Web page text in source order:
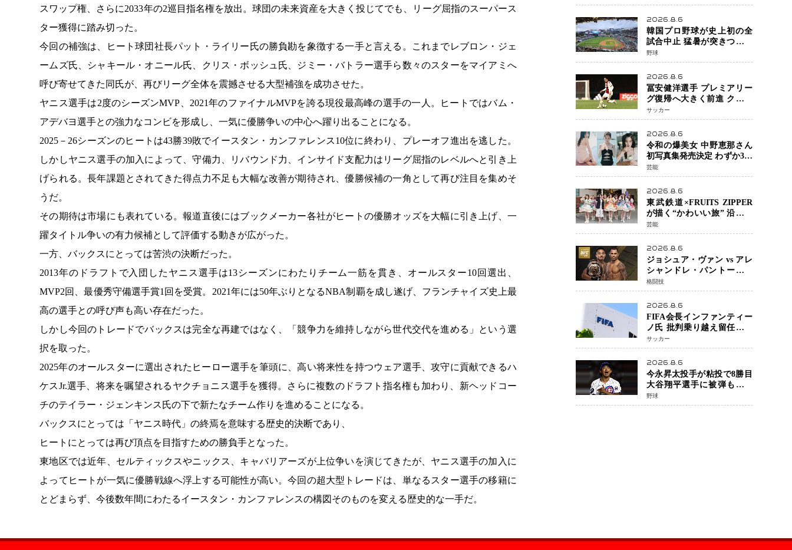
スワップ権、さらに2033年の2巡目指名権を放出。球団の未来資産を大きく投じてでも、リーグ屈指のスーパース
ター獲得に踏み切った。
今回の補強は、ヒート球団社長パット・ライリー氏の勝負勘を象徴する一手と言える。これまでレブロン・ジェ
ームズ氏、シャキール・オニール氏、クリス・ボッシュ氏、ジミー・バトラー選手ら数々のスターをマイアミへ
呼び寄せてきた同氏が、再びリーグ全体を震撼させる大型補強を成功させた。
ヤニス選手は2度のシーズンMVP、2021年のファイナルMVPを誇る現役最高峰の選手の一人。ヒートではバム・
アデバヨ選手との強力なコンビを形成し、一気に優勝争いの中心へ躍り出ることになる。
2025－26シーズンのヒートは43勝39敗でイースタン・カンファレンス10位に終わり、プレーオフ進出を逃した。
しかしヤニス選手の加入によって、守備力、リバウンド力、インサイド支配力はリーグ屈指のレベルへと引き上
げられる。長年課題とされてきた得点力不足も大幅な改善が期待され、優勝候補の一角として再び注目を集めそ
うだ。
その期待は市場にも表れている。報道直後にはブックメーカー各社がヒートの優勝オッズを大幅に引き上げ、一
躍タイトル争いの有力候補として評価する動きが広がった。
一方、バックスにとっては苦渋の決断だった。
2013年のドラフトで入団したヤニス選手は13シーズンにわたりチーム一筋を貫き、オールスター10回選出、
MVP2回、最優秀守備選手賞1回を受賞。2021年には50年ぶりとなるNBA制覇を成し遂げ、フランチャイズ史上最
高の選手との呼び声も高い存在だった。
しかし今回のトレードでバックスは完全な再建ではなく、「競争力を維持しながら世代交代を進める」という選
択を取った。
2025年のオールスターに選出されたヒーロー選手を筆頭に、高い将来性を持つウェア選手、攻守に貢献できるハ
ケスJr.選手、将来を嘱望されるヤクチョニス選手を獲得。さらに複数のドラフト指名権も加わり、新ヘッドコー
チのテイラー・ジェンキンス氏の下で新たなチーム作りを進めることになる。
バックスにとっては「ヤニス時代」の終焉を意味する歴史的決断であり、
ヒートにとっては再び頂点を目指すための勝負手となった。
東地区では近年、セルティックスやニックス、キャバリアーズが上位争いを演じてきたが、ヤニス選手の加入に
よってヒートが一気に優勝戦線へ浮上する可能性が高い。今回の超大型トレードは、単なるスター選手の移籍に
とどまらず、今後数年間にわたるイースタン・カンファレンスの構図そのものを変える歴史的な一手だ。
クシングが直面する“技術
戦”の現在地
2026.8.6
韓国プロ野球が史上初の全
試合中止 猛暑が突きつけた
「屋外スポーツの限界」 日
本発のドーム型施設時代へ
野球
2026.8.6
冨安健洋選手 プレミアリー
グ復帰へ大きく前進 クリス
タルパレス加入目前 メディ
カルチェックも通過
サッカー
2026.8.6
令和の爆美女 中野恵那さん
初写真集発売決定 わずか3日
で2560万インプレッション
を記録した話題の美貌を凝
縮
芸能
2026.8.6
東武鉄道×FRUITS ZIPPER
が描く“かわいい旅” 沿線を
舞台にした「TOBU KAWAII
PROJECT」が開幕
芸能
2026.8.6
ジョシュア・ヴァン vs アレ
シャンドレ・パントージャ
UFC331メインイベントで再
戦決定 「完全決着」に世
界中のファンが熱狂 マネ
ル・ケイプの王座挑戦は再
び遠のく
格闘技
2026.8.6
FIFA会長インファンティー
ノ氏 批判乗り越え留任決定
世界最大級のスポーツ組織
を支える「権威」は揺るが
ず ・・・謝罪と改革姿勢
サッカー
2026.8.6
今永昇太投手が粘投で8勝目
大谷翔平選手に被弾も「穴
がない打者」と脱帽
野球